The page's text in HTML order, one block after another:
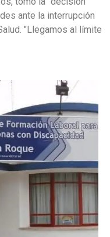
ante la interrupción
"Llegamos al límite